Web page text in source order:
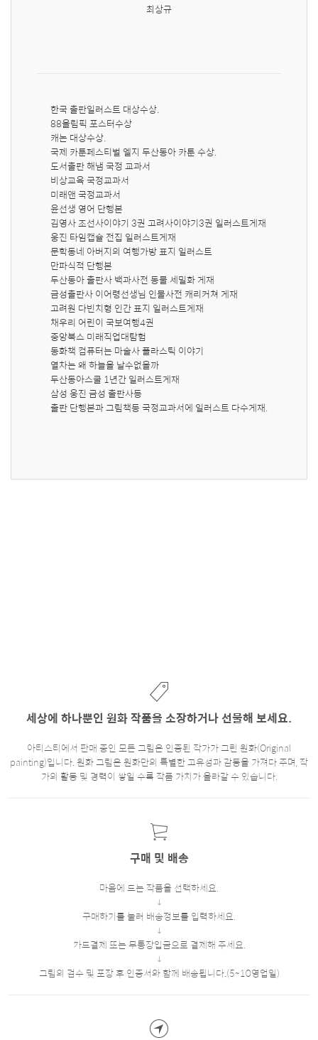
최상규
한국 출판일러스트 대상수상.
88올림픽 포스터수상
캐논 대상수상.
국제 카툰페스티벌 엘지 두산동아 카툰 수상.
도서출판 해냄 국정 교과서
비상교육 국정교과서
미래앤 국정교과서
윤선생 영어 단행본
김영사 조선사이야기 3권 고려사이야기3권 일러스트게재
웅진 타임캡슐 전집 일러스트게재
문학동네 아버지의 여행가방 표지 일러스트
만파식적 단행본
두산동아 출판사 백과사전 동물 세밀화 게재
금성출판사 이어령선생님 인물사전 캐리커쳐 게재
고려원 다빈치형 인간 표지 일러스트게재
채우리 어린이 국보여행4권
중앙북스 미래직업대탐험
동화책 컴퓨터는 마술사 플라스틱 이야기
열차는 왜 하늘을 날수없을까
두산동아스쿨 1년간 일러스트게재
삼성 웅진 금성 출판사등
출판 단행본과 그림책등 국정교과서에 일러스트 다수게재.
세상에 하나뿐인 원화 작품을 소장하거나 선물해 보세요.
아티스티에서 판매 중인 모든 그림은 인증된 작가가 그린 원화(Original
painting)입니다. 원화 그림은 원화만의 특별한 고유성과 감동을 가져다 주며, 작
가의 활동 및 경력이 쌓일 수록 작품 가치가 올라갈 수 있습니다.
구매 및 배송
마음에 드는 작품을 선택하세요.
구매하기를 눌러 배송정보를 입력하세요.
카드결제 또는 무통장입금으로 결제해 주세요.
그림의 검수 및 포장 후 인증서와 함께 배송됩니다.(5~10영업일)